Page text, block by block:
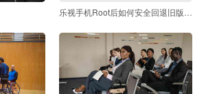
乐视手机Root后如何安全回退旧版本并保留数据